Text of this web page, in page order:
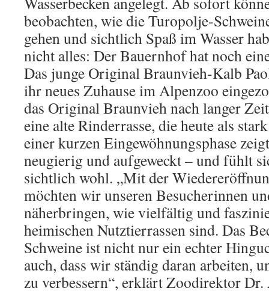
beobachten, wie die Turopolje-
gehen und sichtlich Spaß im Wasser
nicht alles: Der Bauernhof hat noch
Das junge Original Braunvieh-Kalb
ihr neues Zuhause im Alpenzoo
das Original Braunvieh nach langer
eine alte Rinderrasse, die heute als
einer kurzen Eingewöhnungsphase
neugierig und aufgeweckt – und fühlt
sichtlich wohl. „Mit der
möchten wir unseren Besucherinnen
näherbringen, wie vielfältig und
heimischen Nutztierrassen sind. Das
Schweine ist nicht nur ein echter
auch, dass wir ständig daran arbeiten,
zu verbessern“, erklärt Zoodirektor Dr.